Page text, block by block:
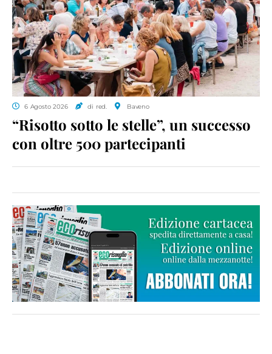
6 Agosto 2026 di red. Baveno
“Risotto sotto le stelle”, un successo
con oltre 500 partecipanti